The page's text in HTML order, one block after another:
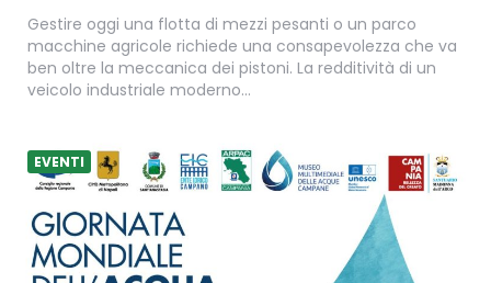
Gestire oggi una flotta di mezzi pesanti o un parco
macchine agricole richiede una consapevolezza che va
ben oltre la meccanica dei pistoni. La redditività di un
veicolo industriale moderno…
EVENTI